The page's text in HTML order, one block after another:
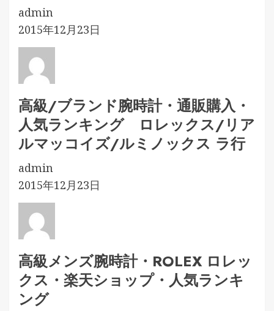
admin
2015年12月23日
高級/ブランド腕時計・通販購入・
人気ランキング ロレックス/リア
ルマッコイズ/ルミノックス ラ行
admin
2015年12月23日
高級メンズ腕時計・ROLEX ロレッ
クス・楽天ショップ・人気ランキ
ング